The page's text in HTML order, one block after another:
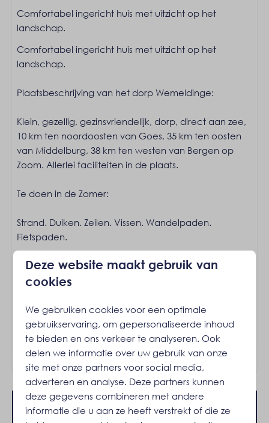
Wassen en drogen
Stofzuiger
Gratis Wifi
Keuken
Filter koffieapparaat
Bestek
Borden
Vaatwasser
Drinkglazen
Afzuigkap
Keukengerei
Koelkast: Met vriesvak
Magnetron: Combimagnetron
Inductie kookplaats: 4-pits
Oven: Heteluchtoven
Ligging
Dichtbij het strand
Comfortabel ingericht huis met uitzicht op het
landschap.
Comfortabel ingericht huis met uitzicht op het
landschap.
Plaatsbeschrijving van het dorp Wemeldinge:
Klein, gezellig, gezinsvriendelijk, dorp, direct aan zee,
10 km ten noordoosten van Goes, 35 km ten oosten
van Middelburg, 38 km ten westen van Bergen op
Zoom. Allerlei faciliteiten in de plaats.
Te doen in de Zomer:
Strand. Duiken. Zeilen. Vissen. Wandelpaden.
Fietspaden.
Het is een rookvrij huis. Huisdieren zijn niet toegestaan.
Er worden geen groepen of jeugdgroepen
Energielabel:
Beschikbaarheid en prijs
Deze website maakt gebruik van
cookies
We gebruiken cookies voor een optimale
gebruikservaring, om gepersonaliseerde inhoud
te bieden en ons verkeer te analyseren. Ook
delen we informatie over uw gebruik van onze
site met onze partners voor social media,
adverteren en analyse. Deze partners kunnen
deze gegevens combineren met andere
informatie die u aan ze heeft verstrekt of die ze